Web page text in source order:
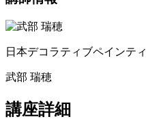
日本デコラティブペインテ
武部 瑞穂
講座詳細